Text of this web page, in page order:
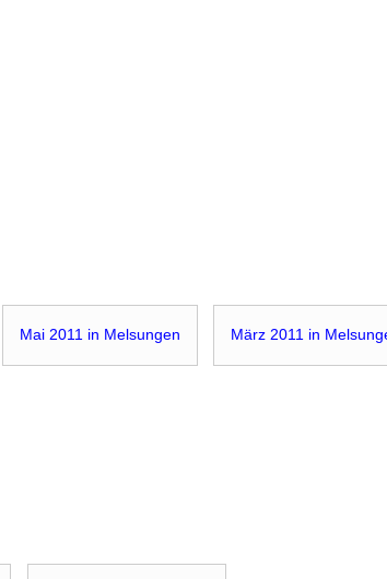
Mai 2011 in Melsungen März 2011 in